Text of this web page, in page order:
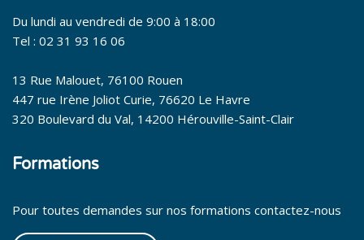
Du lundi au vendredi de 9:00 à 18:00
Tel : 02 31 93 16 06
13 Rue Malouet, 76100 Rouen
447 rue Irène Joliot Curie, 76620 Le Havre
320 Boulevard du Val, 14200 Hérouville-Saint-Clair
Formations
Pour toutes demandes sur nos formations contactez-nous